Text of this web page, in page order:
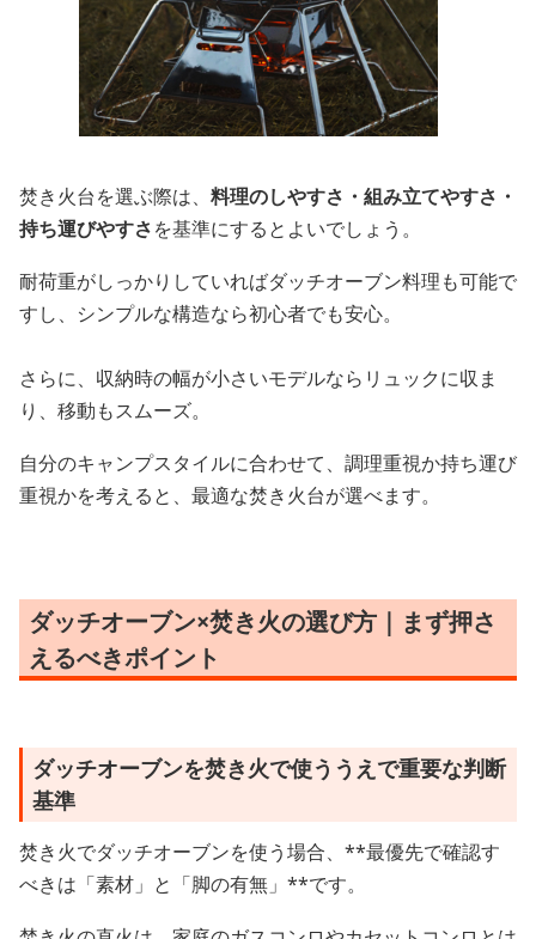
焚き火台を選ぶ際は、 料理のしやすさ・組み立てやすさ・
持ち運びやすさを基準にするとよいでしょう。
耐荷重がしっかりしていればダッチオーブン料理も可能で
すし、シンプルな構造なら初心者でも安心。
さらに、収納時の幅が小さいモデルならリュックに収ま
り、移動もスムーズ。
自分のキャンプスタイルに合わせて、調理重視か持ち運び
重視かを考えると、最適な焚き火台が選べます。
ダッチオーブン×焚き火の選び方｜まず押さ
えるべきポイント
ダッチオーブンを焚き火で使ううえで重要な判断
基準
焚き火でダッチオーブンを使う場合、**最優先で確認す
べきは「素材」と「脚の有無」**です。